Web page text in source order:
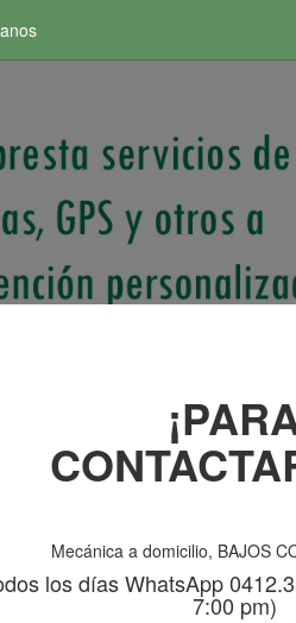
Mecánica a domicilio, BAJOS
los días WhatsApp
7:00 pm)